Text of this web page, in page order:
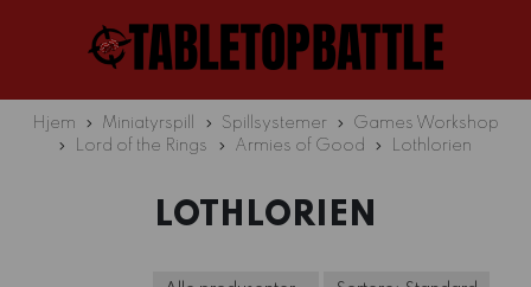
Hjem Miniatyrspill Spillsystemer
Games Workshop
Lord of the Rings
Armies of Good Lothlorien
LOTHLORIEN